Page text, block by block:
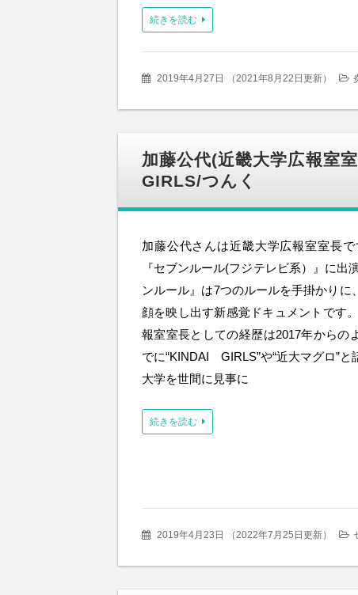
続きを読む
2019年4月27日 （2021年8月22日更新）
加藤公代(近畿大学広報室
GIRLS/つんく
加藤公代さんは近畿大学広報室室長
『セブンルール(フジテレビ系）』に出
ンルール』は7つのルールを手掛かりに
顔を映し出す新感覚ドキュメントです
報室室長としての経歴は2017年からの
でに“KINDAI GIRLS”や“近大マグロ”と
大学を世間に見事に
続きを読む
2019年4月23日 （2022年7月25日更新）